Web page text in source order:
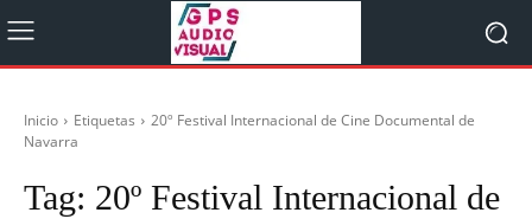
Inicio Etiquetas
20º Festival Internacional de Cine Documental de
Navarra
Tag: 20º Festival Internacional de